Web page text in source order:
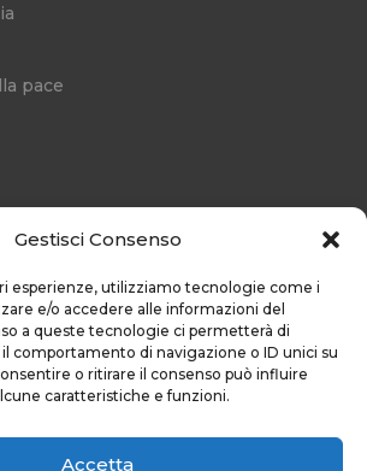
Gestisci Consenso
esperienze, utilizziamo tecnologie come i
e/o accedere alle informazioni del
a queste tecnologie ci permetterà di
comportamento di navigazione o ID unici su
o ritirare il consenso può influire
caratteristiche e funzioni.
Accetta
pace